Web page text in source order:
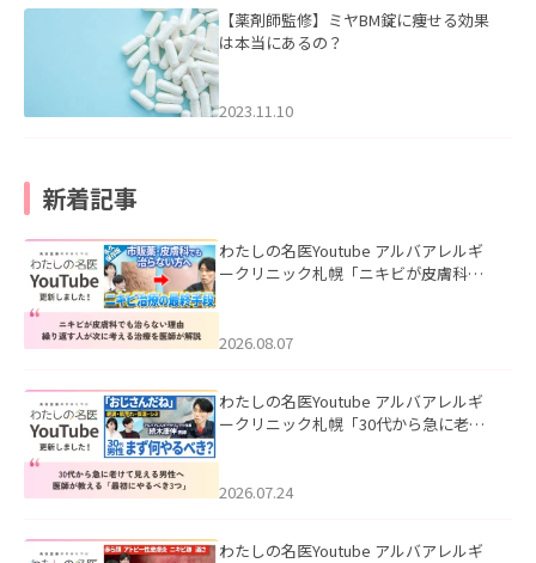
【薬剤師監修】ミヤBM錠に痩せる効果
は本当にあるの？
2023.11.10
新着記事
わたしの名医Youtube アルバアレルギ
ークリニック札幌「ニキビが皮膚科で
ました。
2026.08.07
わたしの名医Youtube アルバアレルギ
ークリニック札幌「30代から急に老け
た。
2026.07.24
わたしの名医Youtube アルバアレルギ